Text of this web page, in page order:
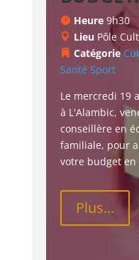
Heure 9h30
Lieu Pôle
Catégorie
Santé Sport
Le mercredi 19
à L'Alambic,
conseillère en
familiale, pour
votre budget
Plus...